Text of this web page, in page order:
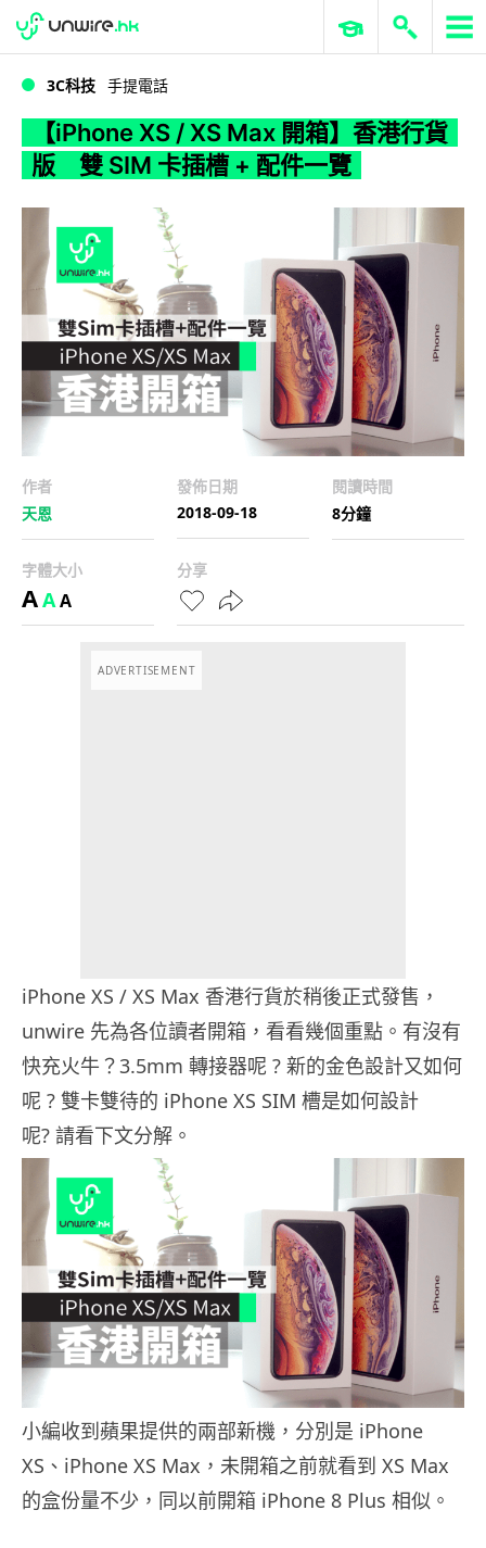
WWDC 2026 ERP 與商業 AI
3C科技 手提電話
【iPhone XS / XS Max 開箱】香港行貨
版 雙 SIM 卡插槽 + 配件一覽
作者
天恩
發佈日期
2018-09-18
閱讀時間
8分鐘
字體大小
AAA
分享
ADVERTISEMENT
iPhone XS / XS Max 香港行貨於稍後正式發售，
unwire 先為各位讀者開箱，看看幾個重點。有沒有
快充火牛？3.5mm 轉接器呢 ? 新的金色設計又如何
呢 ? 雙卡雙待的 iPhone XS SIM 槽是如何設計
呢? 請看下文分解。
小編收到蘋果提供的兩部新機，分別是 iPhone
XS、iPhone XS Max，未開箱之前就看到 XS Max
的盒份量不少，同以前開箱 iPhone 8 Plus 相似。